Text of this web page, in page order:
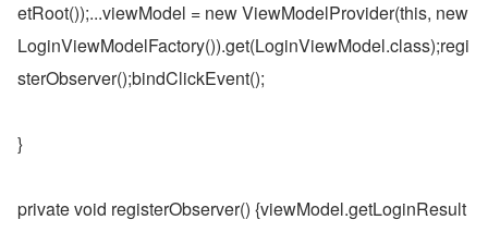
etRoot());...viewModel = new ViewModelProvider(this, new
LoginViewModelFactory()).get(LoginViewModel.class);regi
sterObserver();bindClickEvent();
}
private void registerObserver() {viewModel.getLoginResult